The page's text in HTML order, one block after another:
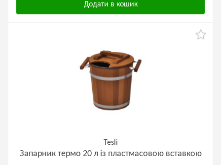
Додати в кошик
Tesli
Запарник термо 20 л із пластмасовою вставкою